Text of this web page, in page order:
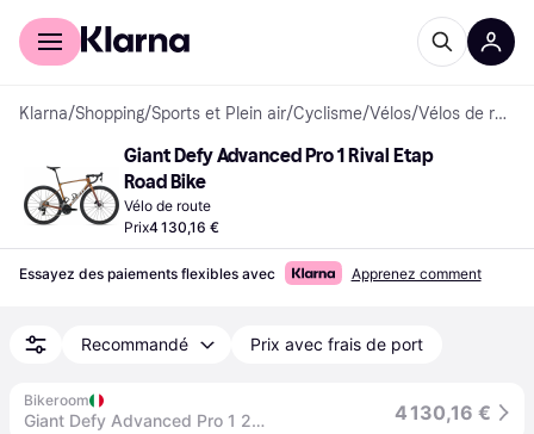
Acheter avec Klarna
Klarna/Shopping/Sports et Plein air/Cyclisme/Vélos/ Vélos de route
Giant Defy Advanced Pro 1 Rival Etap
Road Bike
Vélo de route
Prix4 130,16 €
Essayez des paiements flexibles avec Apprenez comment
Recommandé Prix avec frais de port
Bikeroom
Giant Defy Advanced Pro 1 2025 - SRAM Rival eTap AXS 2x12sp - GIANT SLR 1 - 173 / L / Meteor Storm 4 130,16 €